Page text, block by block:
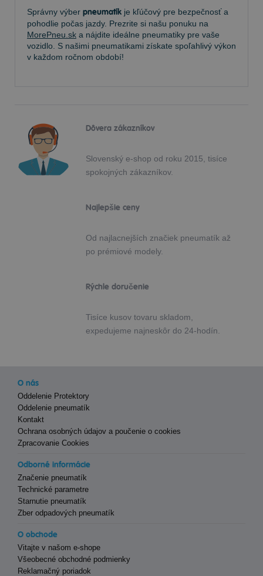
Správny výber pneumatík je kľúčový pre bezpečnosť a
pohodlie počas jazdy. Prezrite si našu ponuku na
MorePneu.sk a nájdite ideálne pneumatiky pre vaše
vozidlo. S našimi pneumatikami získate spoľahlivý výkon
v každom ročnom období!
Dôvera zákazníkov
Slovenský e-shop od roku 2015, tisíce
spokojných zákazníkov.
Najlepšie ceny
Od najlacnejších značiek pneumatík až
po prémiové modely.
Rýchle doručenie
Tisíce kusov tovaru skladom,
expedujeme najneskôr do 24-hodín.
O nás
Oddelenie Protektory
Oddelenie pneumatík
Kontakt
Ochrana osobných údajov a poučenie o cookies
Zpracovanie Cookies
Odborné informácie
Značenie pneumatík
Technické parametre
Starnutie pneumatík
Zber odpadových pneumatík
O obchode
Vitajte v našom e-shope
Všeobecné obchodné podmienky
Reklamačný poriadok